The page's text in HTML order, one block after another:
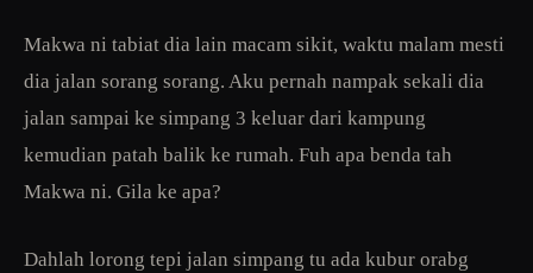
Makwa ni tabiat dia lain macam sikit, waktu malam mesti
dia jalan sorang sorang. Aku pernah nampak sekali dia
jalan sampai ke simpang 3 keluar dari kampung
kemudian patah balik ke rumah. Fuh apa benda tah
Makwa ni. Gila ke apa?
Dahlah lorong tepi jalan simpang tu ada kubur orabg